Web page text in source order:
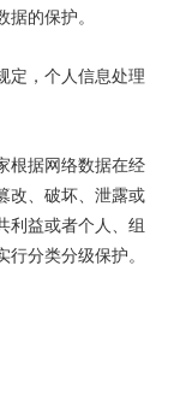
的保护。
定，个人信息处理
根据网络数据在经
改、破坏、泄露或
利益或者个人、组
分类分级保护。